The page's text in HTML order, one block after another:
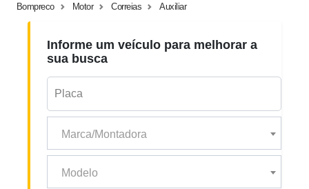
Bompreco Motor Correias Auxiliar
Informe um veículo para melhorar a
sua busca
Marca/Montadora
Modelo